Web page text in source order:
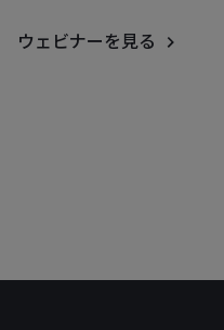
ウェビナーを見る